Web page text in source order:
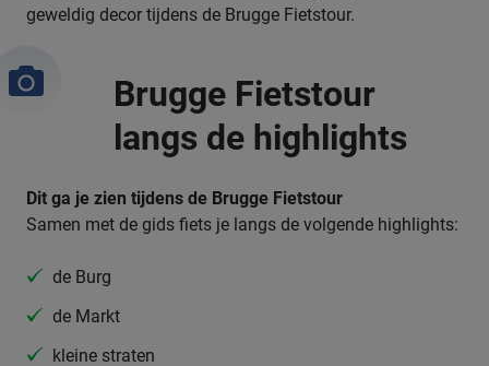
geweldig decor tijdens de Brugge Fietstour.
Brugge Fietstour
langs de highlights
Dit ga je zien tijdens de Brugge Fietstour
Samen met de gids fiets je langs de volgende highlights:
de Burg
de Markt
kleine straten